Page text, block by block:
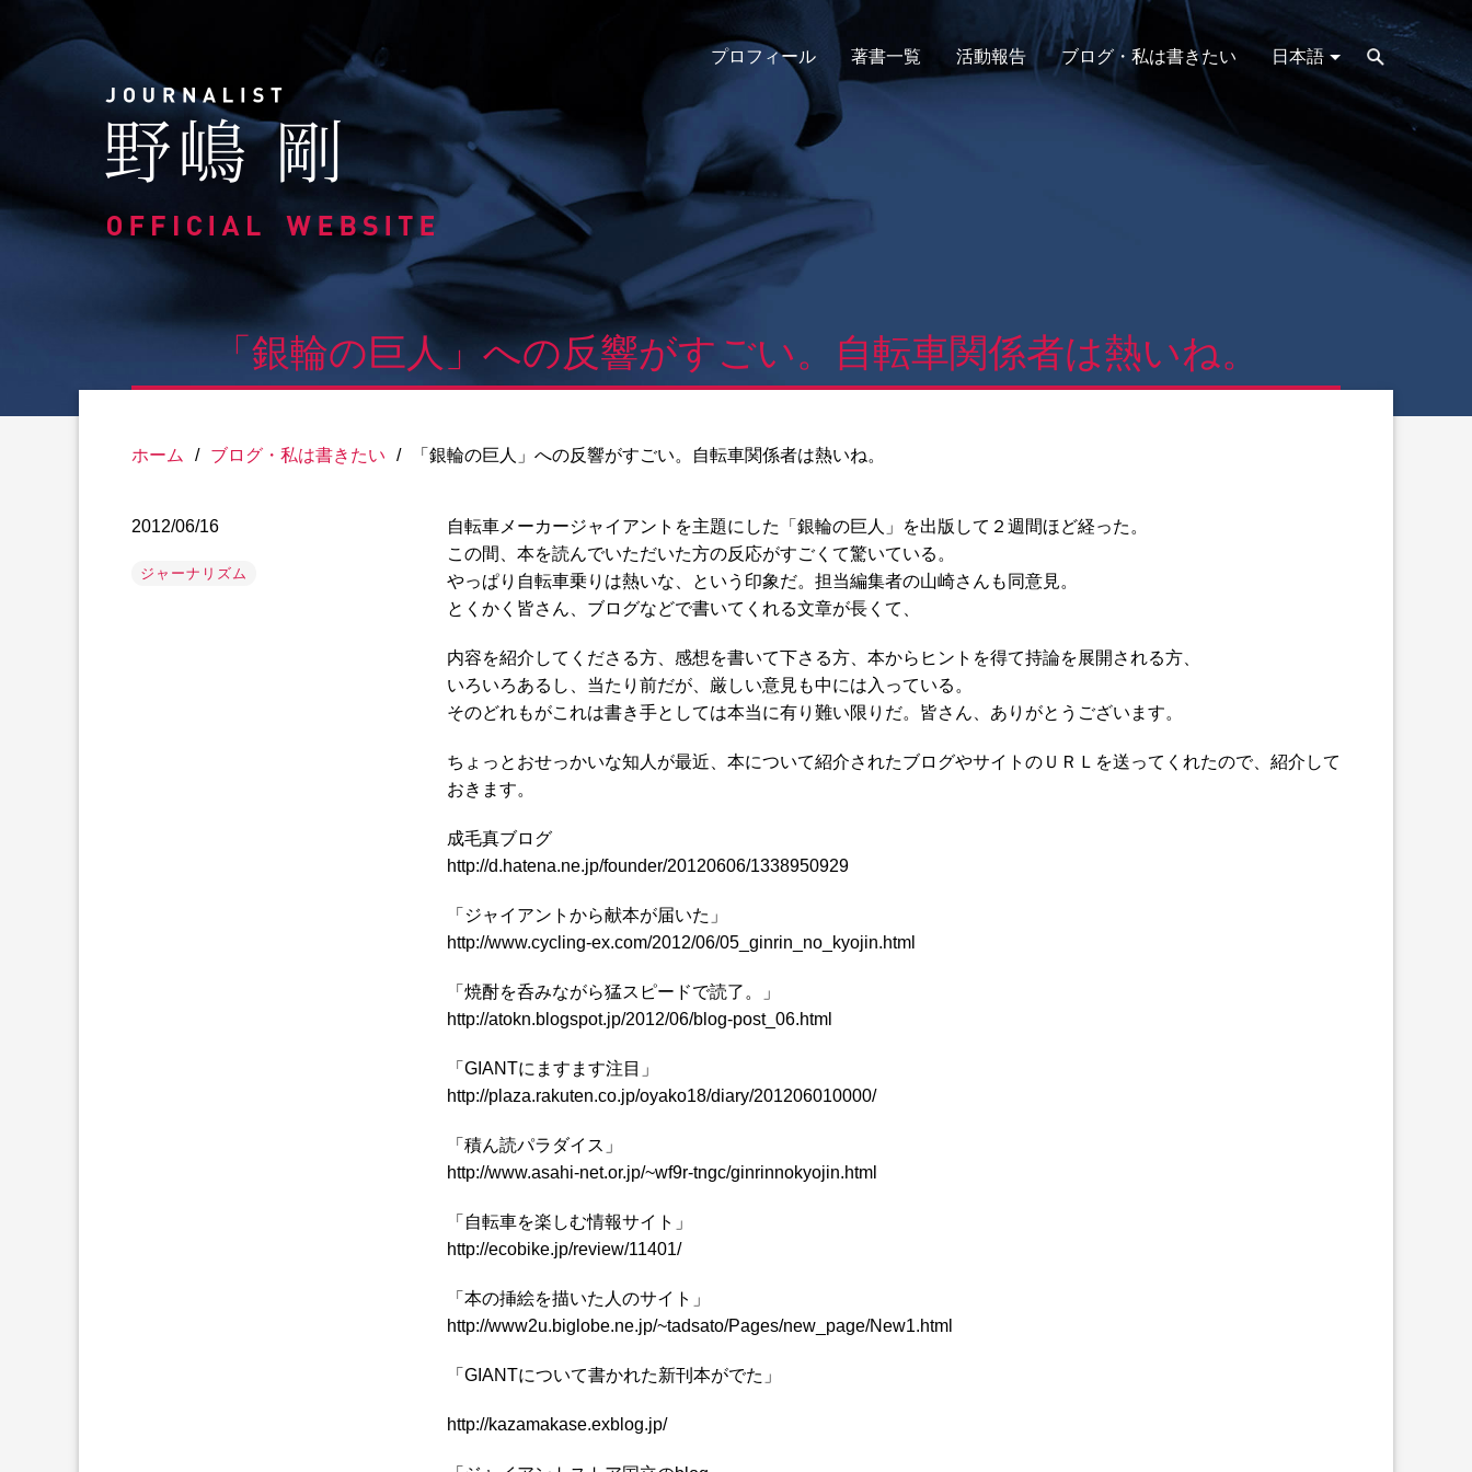
content
プロフィール 著書一覧 活動報告 ブログ・私は書きたい 日本語
「銀輪の巨人」への反響がすごい。自転車関係者は熱いね。
ホーム / ブログ・私は書きたい / 「銀輪の巨人」への反響がすごい。自転車関係者は熱いね。
2012/06/16
ジャーナリズム
自転車メーカージャイアントを主題にした「銀輪の巨人」を出版して２週間ほど経った。
この間、本を読んでいただいた方の反応がすごくて驚いている。
やっぱり自転車乗りは熱いな、という印象だ。担当編集者の山崎さんも同意見。
とくかく皆さん、ブログなどで書いてくれる文章が長くて、
内容を紹介してくださる方、感想を書いて下さる方、本からヒントを得て持論を展開される方、
いろいろあるし、当たり前だが、厳しい意見も中には入っている。
そのどれもがこれは書き手としては本当に有り難い限りだ。皆さん、ありがとうございます。
ちょっとおせっかいな知人が最近、本について紹介されたブログやサイトのＵＲＬを送ってくれたので、紹介して
おきます。
成毛真ブログ
http://d.hatena.ne.jp/founder/20120606/1338950929
「ジャイアントから献本が届いた」
http://www.cycling-ex.com/2012/06/05_ginrin_no_kyojin.html
「焼酎を呑みながら猛スピードで読了。」
http://atokn.blogspot.jp/2012/06/blog-post_06.html
「GIANTにますます注目」
http://plaza.rakuten.co.jp/oyako18/diary/201206010000/
「積ん読パラダイス」
http://www.asahi-net.or.jp/~wf9r-tngc/ginrinnokyojin.html
「自転車を楽しむ情報サイト」
http://ecobike.jp/review/11401/
「本の挿絵を描いた人のサイト」
http://www2u.biglobe.ne.jp/~tadsato/Pages/new_page/New1.html
「GIANTについて書かれた新刊本がでた」
http://kazamakase.exblog.jp/